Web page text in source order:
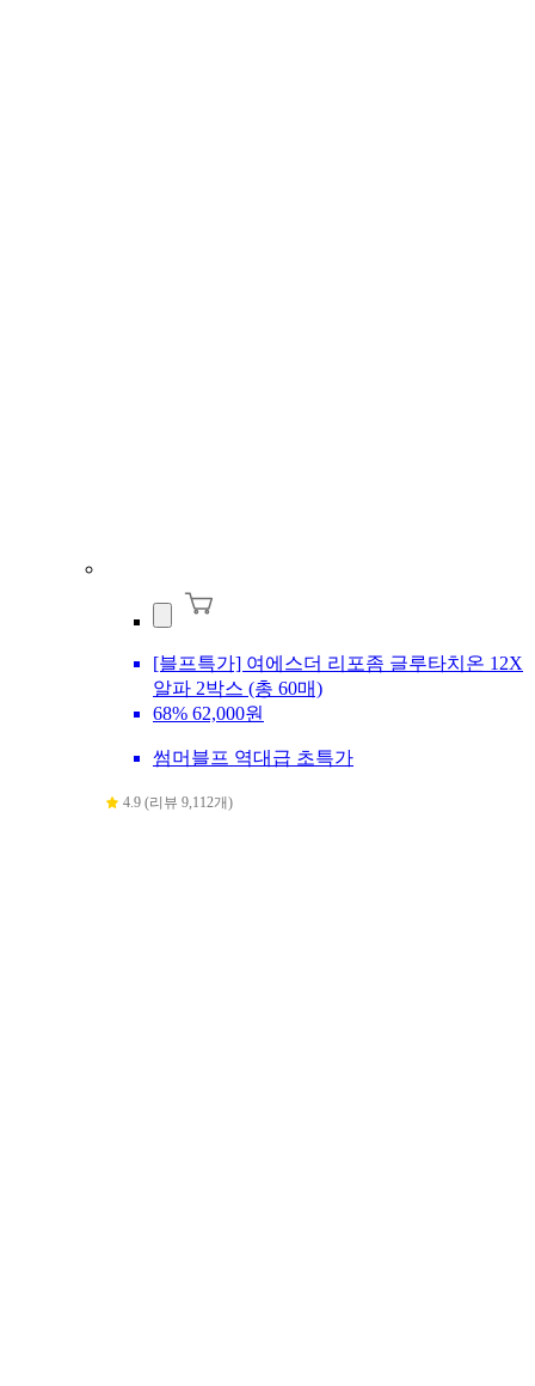
[블프특가] 여에스더 리포좀 글루타치온 12X
알파 2박스 (총 60매)
68% 62,000원
썸머블프 역대급 초특가
4.9 (리뷰 9,112개)